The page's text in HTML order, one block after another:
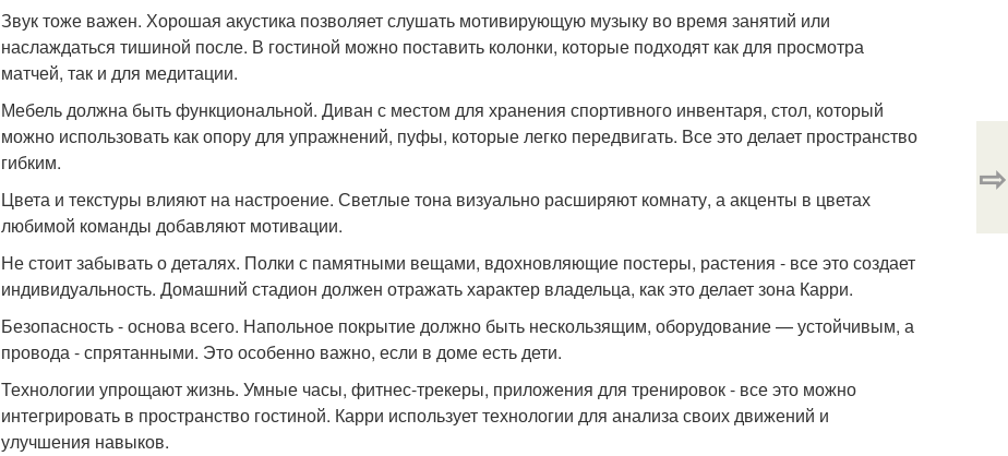
Звук тоже важен. Хорошая акустика позволяет слушать мотивирующую музыку во время занятий или
наслаждаться тишиной после. В гостиной можно поставить колонки, которые подходят как для просмотра
матчей, так и для медитации.
Мебель должна быть функциональной. Диван с местом для хранения спортивного инвентаря, стол, который
можно использовать как опору для упражнений, пуфы, которые легко передвигать. Все это делает пространство
гибким.
Цвета и текстуры влияют на настроение. Светлые тона визуально расширяют комнату, а акценты в цветах
любимой команды добавляют мотивации.
Не стоит забывать о деталях. Полки с памятными вещами, вдохновляющие постеры, растения - все это создает
индивидуальность. Домашний стадион должен отражать характер владельца, как это делает зона Карри.
Безопасность - основа всего. Напольное покрытие должно быть нескользящим, оборудование — устойчивым, а
провода - спрятанными. Это особенно важно, если в доме есть дети.
Технологии упрощают жизнь. Умные часы, фитнес-трекеры, приложения для тренировок - все это можно
интегрировать в пространство гостиной. Карри использует технологии для анализа своих движений и
улучшения навыков.
⇨